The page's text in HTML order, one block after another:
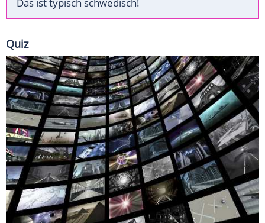
Das ist typisch schwedisch!
Quiz